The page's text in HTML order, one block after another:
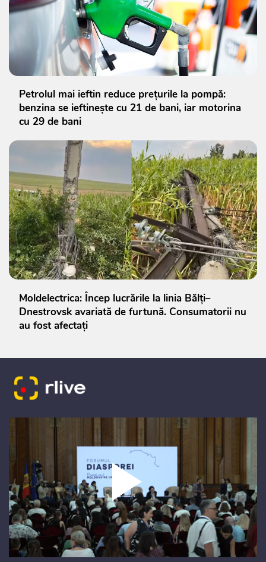
Petrolul mai ieftin reduce prețurile la pompă:
benzina se ieftinește cu 21 de bani, iar motorina
cu 29 de bani
Moldelectrica: Încep lucrările la linia Bălți–
Dnestrovsk avariată de furtună. Consumatorii nu
au fost afectați